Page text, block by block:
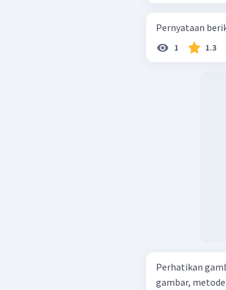
Pernyataan
1 1.3
Perhatikan gambar
gambar,